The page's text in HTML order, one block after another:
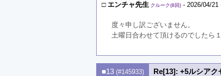
□ エンチャ先生 クルーク(8回) - 2026/04/
度々申し訳ございません。
土曜日合わせて頂けるのでしたら
■13 (#145933) Re[13]: +5ルシア